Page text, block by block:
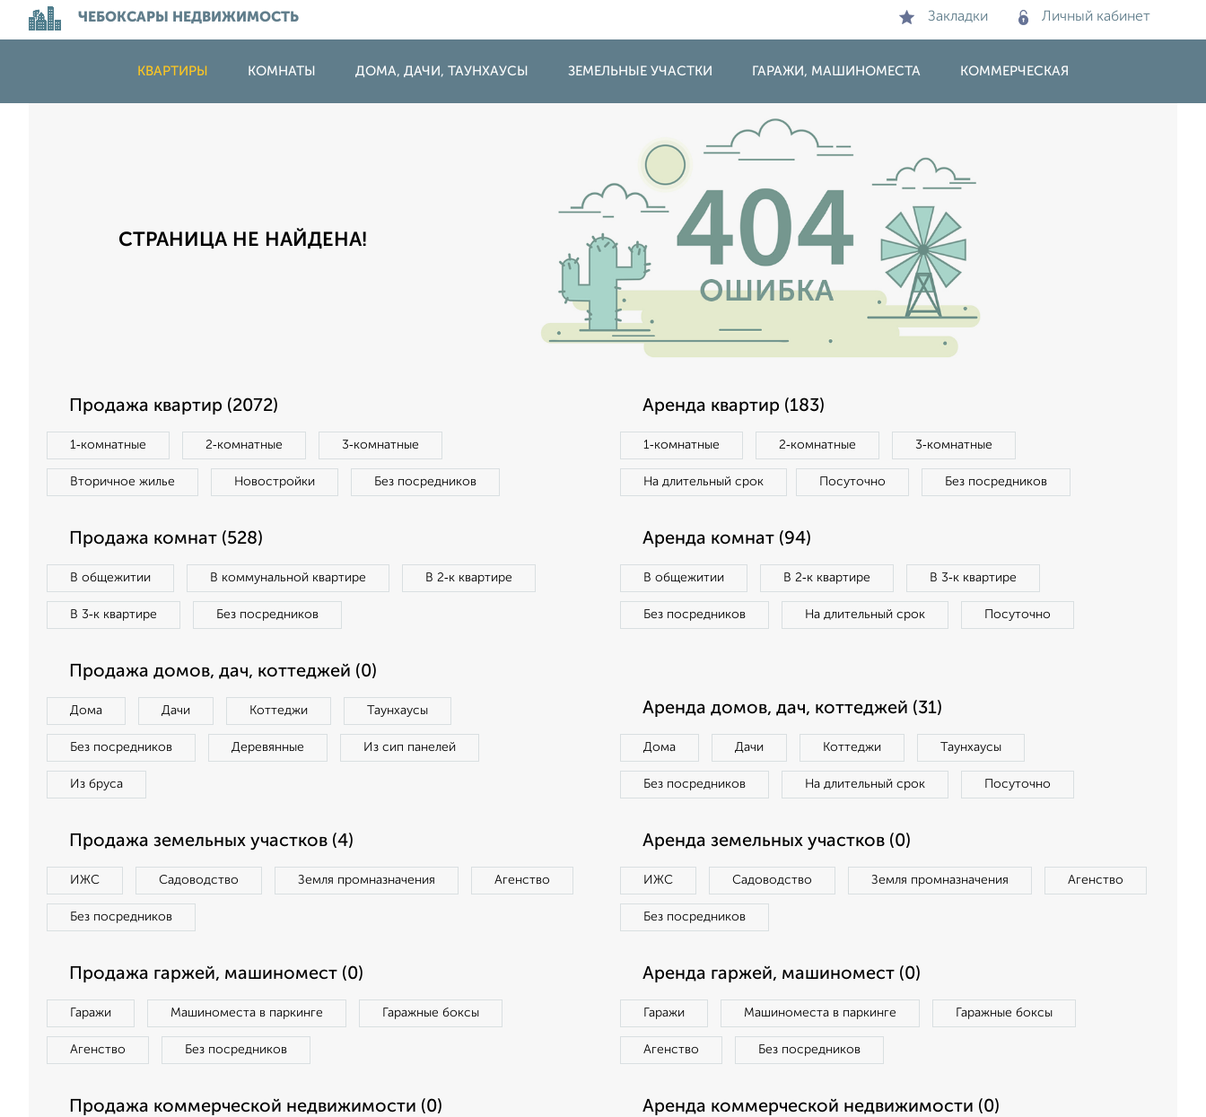
ЧЕБОКСАРЫ НЕДВИЖИМОСТЬ Закладки Личный кабинет
КВАРТИРЫ КОМНАТЫ ДОМА, ДАЧИ, ТАУНХАУСЫ ЗЕМЕЛЬНЫЕ УЧАСТКИ ГАРАЖИ, МАШИНОМЕСТА КОММЕРЧЕСКАЯ
СТРАНИЦА НЕ НАЙДЕНА!
Продажа квартир (2072)
1‑комнатные 2‑комнатные 3‑комнатные
Вторичное жилье Новостройки Без посредников
Аренда квартир (183)
1‑комнатные 2‑комнатные 3‑комнатные
На длительный срок Посуточно Без посредников
Продажа комнат (528)
В общежитии В коммунальной квартире В 2‑к квартире
В 3‑к квартире Без посредников
Аренда комнат (94)
В общежитии В 2‑к квартире В 3‑к квартире
Без посредников На длительный срок Посуточно
Продажа домов, дач, коттеджей (0)
Дома Дачи Коттеджи Таунхаусы
Без посредников Деревянные Из сип панелей
Из бруса
Аренда домов, дач, коттеджей (31)
Дома Дачи Коттеджи Таунхаусы
Без посредников На длительный срок Посуточно
Продажа земельных участков (4)
ИЖС Садоводство Земля промназначения Агенство
Без посредников
Аренда земельных участков (0)
ИЖС Садоводство Земля промназначения Агенство
Без посредников
Продажа гаржей, машиномест (0)
Гаражи Машиноместа в паркинге Гаражные боксы
Агенство Без посредников
Аренда гаржей, машиномест (0)
Гаражи Машиноместа в паркинге Гаражные боксы
Агенство Без посредников
Продажа коммерческой недвижимости (0) Аренда коммерческой недвижимости (0)